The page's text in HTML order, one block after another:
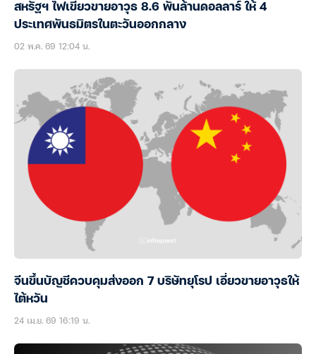
สหรัฐฯ ไฟเขียวขายอาวุธ 8.6 พันล้านดอลลาร์ ให้ 4
ประเทศพันธมิตรในตะวันออกกลาง
02 พ.ค. 69 12:04 น.
จีนขึ้นบัญชีควบคุมส่งออก 7 บริษัทยุโรป เอี่ยวขายอาวุธให้
ไต้หวัน
24 เม.ย. 69 16:19 น.